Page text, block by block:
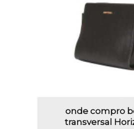
onde compro
transversal